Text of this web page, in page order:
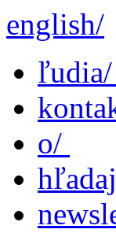
english/
ľudia/
o/